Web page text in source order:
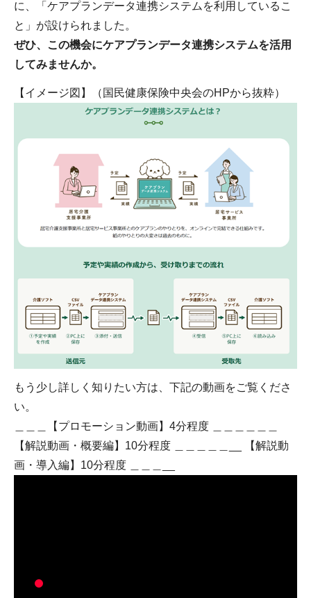
に、「ケアプランデータ連携システムを利用しているこ
と」が設けられました。
ぜひ、この機会にケアプランデータ連携システムを活用
してみませんか。
【イメージ図】（国民健康保険中央会のHPから抜粋）
もう少し詳しく知りたい方は、下記の動画をご覧くださ
い。
＿＿＿【プロモーション動画】4分程度 ＿＿＿＿＿＿
【解説動画・概要編】10分程度 ＿＿＿＿＿__ 【解説動
画・導入編】10分程度 ＿＿＿__